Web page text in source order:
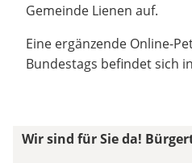
Gemeinde Lienen auf.
Eine ergänzende Online-
Bundestags befindet sich
Wir sind für Sie da!